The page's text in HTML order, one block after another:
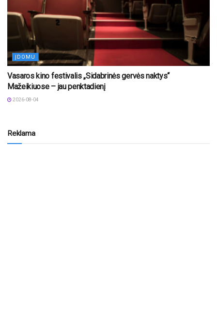
ĮDOMU
Vasaros kino festivalis „Sidabrinės gervės naktys“
Mažeikiuose – jau penktadienį
2026-08-04
Reklama